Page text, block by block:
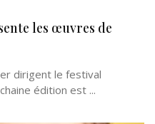
les œuvres de
dirigent le festival
édition est ...